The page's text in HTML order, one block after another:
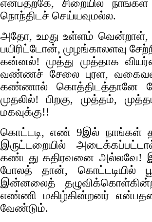
என்பதற்கே, சிறையில்
நொந்திடச் செய்யவுமல்ல.
அதோ, உமது உள்ளம் வென்றாள்,
பயிரிட்டோன், முழங்காலளவு
கன்னல்! முத்து முத்தாக
வண்ணச் சேலை புரள,
கண்ணால் கொத்திடத்தானே
முதலில்! பிறகு, முத்தம்,
மகவுக்கு!!
கொட்டடி, எண் 9இல் நாங்கள்
இருட்டறையில்
கண்டது கதிரவனை அல்லவே!
போலத் தான், கொட்டடியில்
இன்னலைத்
எண்ணி மகிழ்கின்றனர்
வேண்டும்.